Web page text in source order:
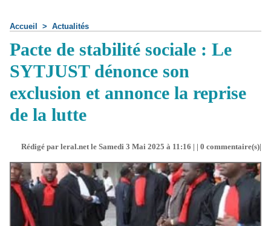
Accueil > Actualités
Pacte de stabilité sociale : Le
SYTJUST dénonce son
exclusion et annonce la reprise
de la lutte
Rédigé par leral.net le Samedi 3 Mai 2025 à 11:16 | | 0 commentaire(s)|